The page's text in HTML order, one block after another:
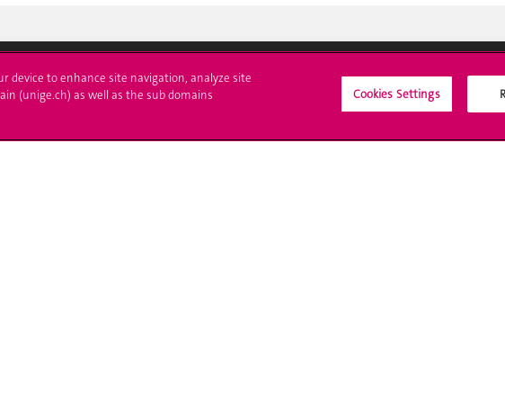
à l'UNIGE L'UNIGE vous informe
UNIGE Mobile
device to enhance site navigation, analyze site
(unige.ch) as well as the sub domains
Cookies Settings